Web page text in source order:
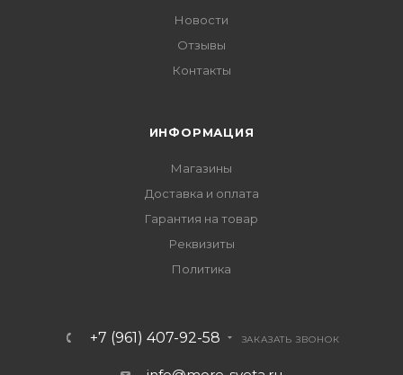
Новости
Отзывы
Контакты
ИНФОРМАЦИЯ
Магазины
Доставка и оплата
Гарантия на товар
Реквизиты
Политика
+7 (961) 407-92-58 ЗАКАЗАТЬ ЗВОНОК